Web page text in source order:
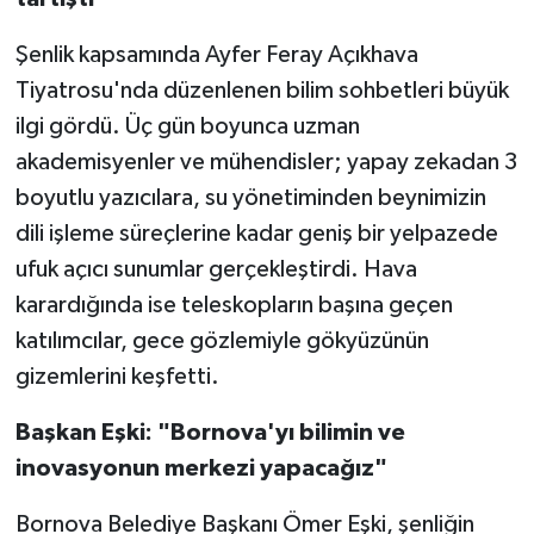
Şenlik kapsamında Ayfer Feray Açıkhava
Tiyatrosu'nda düzenlenen bilim sohbetleri büyük
ilgi gördü. Üç gün boyunca uzman
akademisyenler ve mühendisler; yapay zekadan 3
boyutlu yazıcılara, su yönetiminden beynimizin
dili işleme süreçlerine kadar geniş bir yelpazede
ufuk açıcı sunumlar gerçekleştirdi. Hava
karardığında ise teleskopların başına geçen
katılımcılar, gece gözlemiyle gökyüzünün
gizemlerini keşfetti.
Başkan Eşki: "Bornova'yı bilimin ve
inovasyonun merkezi yapacağız"
Bornova Belediye Başkanı Ömer Eşki, şenliğin